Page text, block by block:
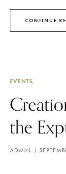
CONTINUE
EVENTS
the
ADMIN